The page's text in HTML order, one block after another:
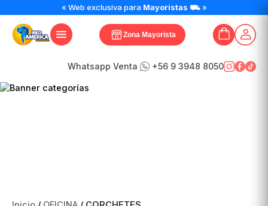
« Web exclusiva para Mayoristas ⛟ »
Zona Mayorista
Whatsapp Venta +56 9 3948 8050